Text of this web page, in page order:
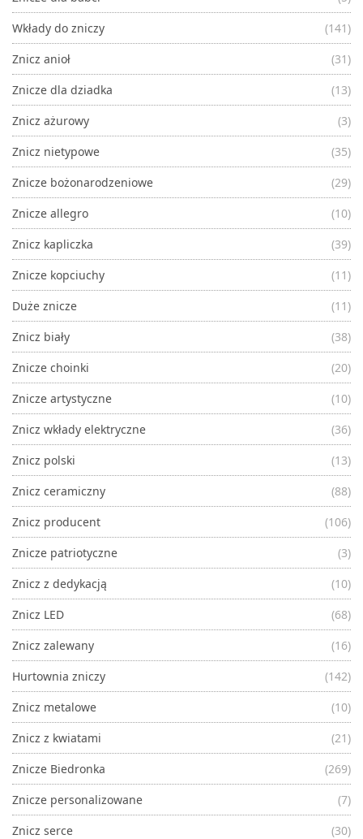
Wkłady do zniczy
(141)
Znicz anioł
(31)
Znicze dla dziadka
(13)
Znicz ażurowy
(3)
Znicz nietypowe
(35)
Znicze bożonarodzeniowe
(29)
Znicze allegro
(10)
Znicz kapliczka
(39)
Znicze kopciuchy
(11)
Duże znicze
(11)
Znicz biały
(38)
Znicze choinki
(20)
Znicze artystyczne
(10)
Znicz wkłady elektryczne
(36)
Znicz polski
(13)
Znicz ceramiczny
(88)
Znicz producent
(106)
Znicze patriotyczne
(3)
Znicz z dedykacją
(10)
Znicz LED
(68)
Znicz zalewany
(16)
Hurtownia zniczy
(142)
Znicz metalowe
(10)
Znicz z kwiatami
(21)
Znicze Biedronka
(269)
Znicze personalizowane
(7)
Znicz serce
(30)